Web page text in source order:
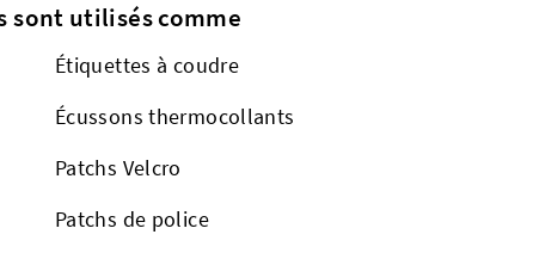
sont utilisés comme
Étiquettes à coudre
Écussons thermocollants
Patchs Velcro
Patchs de police